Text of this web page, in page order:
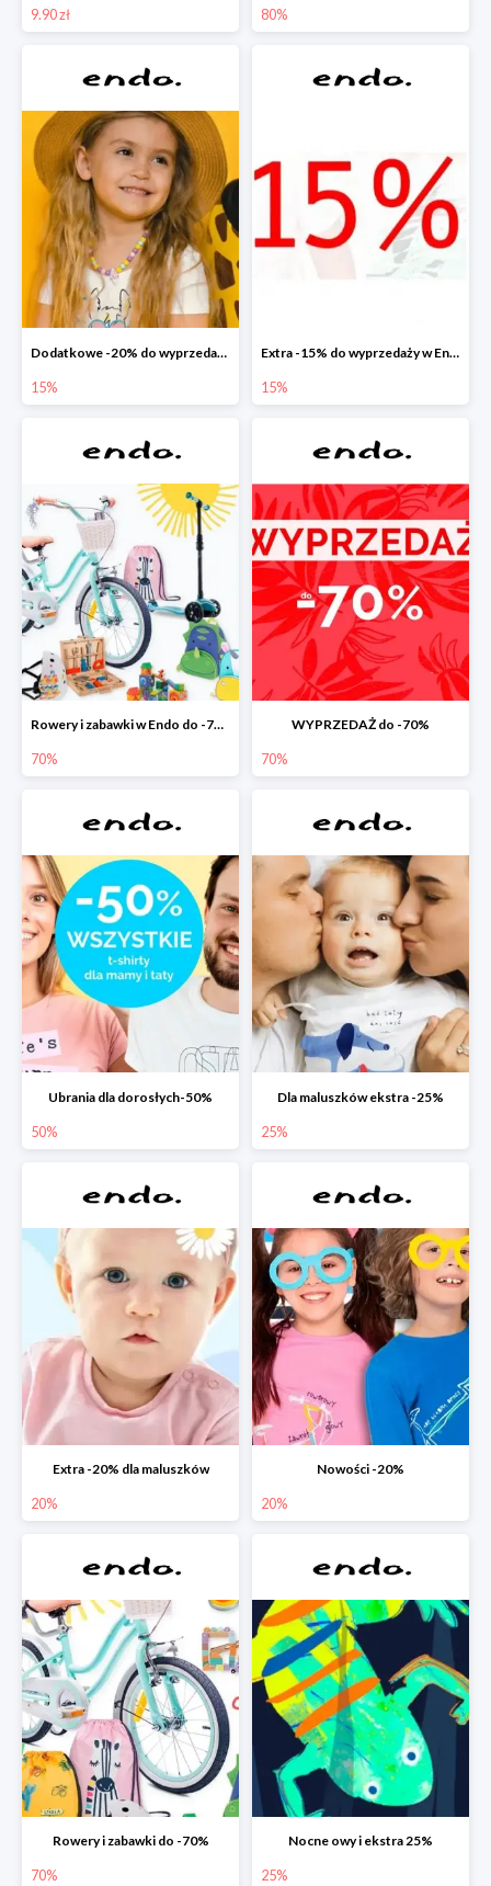
9.90 zł 80%
Dodatkowe -20% do wyprzedaży w Endo
15%
Extra -15% do wyprzedaży w Endo
15%
Rowery i zabawki w Endo do -70%
70%
WYPRZEDAŻ do -70%
70%
Ubrania dla dorosłych-50%
50%
Dla maluszków ekstra -25%
25%
Extra -20% dla maluszków
20%
Nowości -20%
20%
Rowery i zabawki do -70%
70%
Nocne owy i ekstra 25%
25%